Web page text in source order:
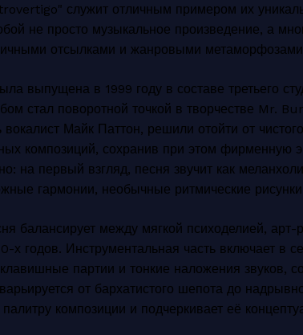
служит отличным примером их
не просто музыкальное произведение, а
отсылками и жанровыми
выпущена в 1999 году в составе третьего
стал поворотной точкой в творчестве Mr.
Майк Паттон, решили отойти от
композиций, сохранив при этом фирменную
на первый взгляд, песня звучит как
гармонии, необычные ритмические
балансирует между мягкой психоделией,
х годов. Инструментальная часть включает в
партии и тонкие наложения звуков,
от бархатистого шепота до
композиции и подчеркивает её